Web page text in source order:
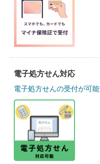
電子処方せん対応
電子処方せんの受付が可能